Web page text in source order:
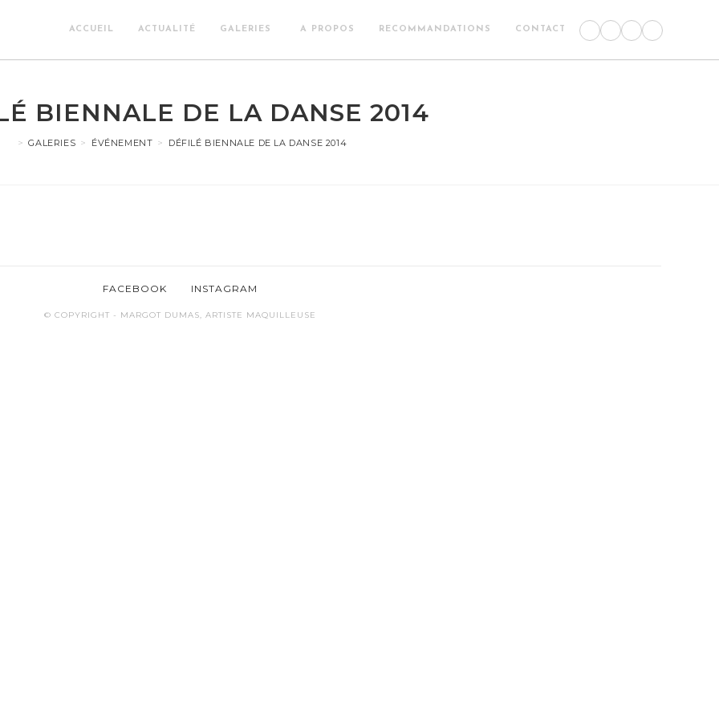
ACCUEIL ACTUALITÉ GALERIES A PROPOS RECOMMANDATIONS CONTACT
BIENNALE DE LA DANSE 2014
> GALERIES > ÉVÉNEMENT > DÉFILÉ BIENNALE DE LA DANSE 2014
FACEBOOK INSTAGRAM
© COPYRIGHT - MARGOT DUMAS, ARTISTE MAQUILLEUSE